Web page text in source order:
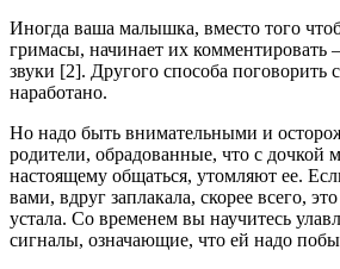
Иногда ваша малышка, вместо того
гримасы, начинает их комментировать
звуки [2]. Другого способа поговорить
наработано.
Но надо быть внимательными и
родители, обрадованные, что с дочкой
настоящему общаться, утомляют ее.
вами, вдруг заплакала, скорее всего,
устала. Со временем вы научитесь
сигналы, означающие, что ей надо